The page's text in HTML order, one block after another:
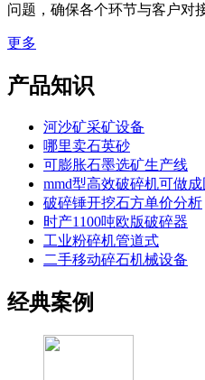
问题，确保各个环节与客户对
更多
产品知识
河沙矿采矿设备
哪里卖石英砂
可膨胀石墨选矿生产线
mmd型高效破碎机可做
破碎锤开挖石方单价分析
时产1100吨欧版破碎器
工业粉碎机管道式
二手移动碎石机械设备
经典案例